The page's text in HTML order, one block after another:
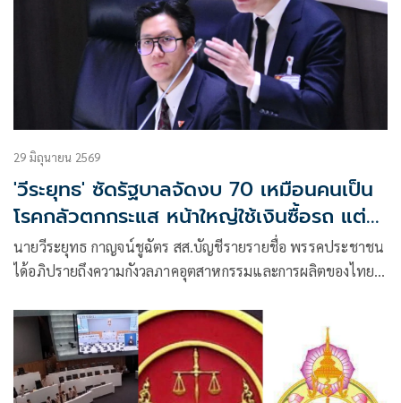
29 มิถุนายน 2569
'วีระยุทธ' ซัดรัฐบาลจัดงบ 70 เหมือนคนเป็น
โรคกลัวตกกระแส หน้าใหญ่ใช้เงินซื้อรถ แต่ไม่
สร้างอุตสาหกรรมในประเทศ
นายวีระยุทธ กาญจน์ชูฉัตร สส.บัญชีรายรายชื่อ พรรคประชาชน
ได้อภิปรายถึงความกังวลภาคอุตสาหกรรมและการผลิตของไทย
แข่งขันของประเทศ กลับถูกทิ้งขว้างจากเพราะรัฐบาลชุดนี้
รัฐบาลเคยประกาศว่า จะพาประเทศไทยเป็นประเทศร่ำรวย
ประเทศรายได้สูงภายใน 12 ปีข้างหน้า ซึ่งดูเหมือนนายอนุทิน
ชาญวีรกูล